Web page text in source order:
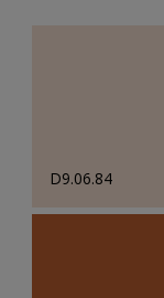
D9.06.84